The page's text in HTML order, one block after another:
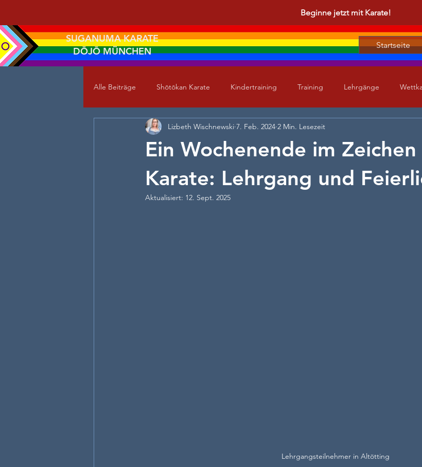
Beginne jetzt mit Karate!
SUGANUMA KARATE
DŌJŌ MÜNCHEN
Startseite
Alle Beiträge Shōtōkan Karate Kindertraining Training Lehrgänge
Ein Wochenende im Zeichen
Karate: Lehrgang und
Lizbeth Wischnewski 7. Feb. 2024 2 Min. Lesezeit
Aktualisiert: 12. Sept. 2025
Lehrgangsteilnehmer in Altötting